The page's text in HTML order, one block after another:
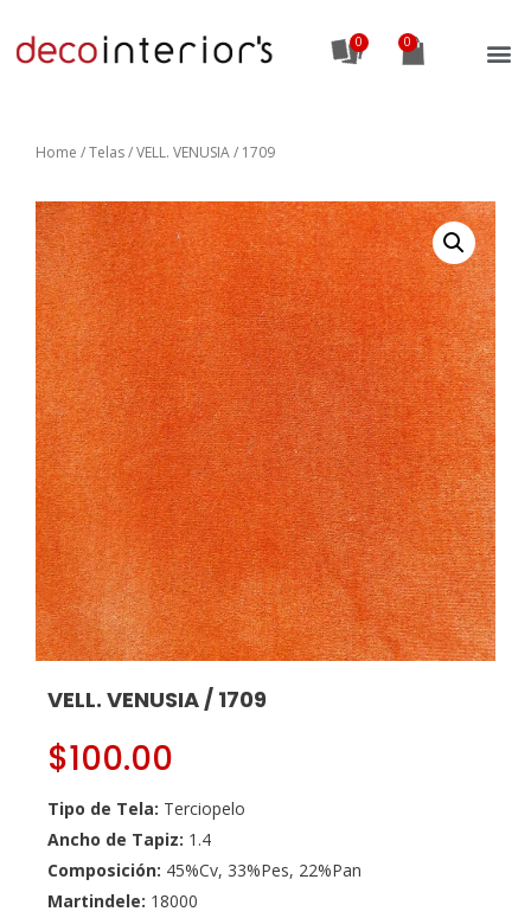
0
Home /Telas/ VELL. VENUSIA / 1709
VELL. VENUSIA / 1709
$100.00
Tipo de Tela: Terciopelo
Ancho de Tapiz: 1.4
Composición: 45%Cv, 33%Pes, 22%Pan
Martindele: 18000